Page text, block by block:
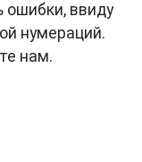
ошибки, ввиду
нумераций.
нам.